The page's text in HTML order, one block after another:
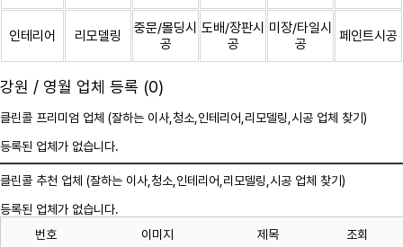
인테리어 리모델링
중문/몰딩시
공
도배/장판시
공
미장/타일시
공
페인트시공
강원 / 영월 업체 등록 (0)
클린콜 프리미엄 업체 (잘하는 이사, 청소 ,인테리어,리모델링,시공 업체 찾기)
등록된 업체가 없습니다.
클린콜 추천 업체 (잘하는 이사, 청소 ,인테리어,리모델링,시공 업체 찾기)
등록된 업체가 없습니다.
번호
이미지 제목 조회